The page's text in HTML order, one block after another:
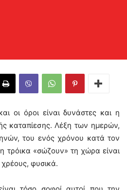
οι όροι είναι δυνάστες και η
καταπίεσης. Λέξη των ημερών,
του ενός χρόνου κατά τον
τρόικα «σώζουν» τη χώρα είναι
φυσικά.